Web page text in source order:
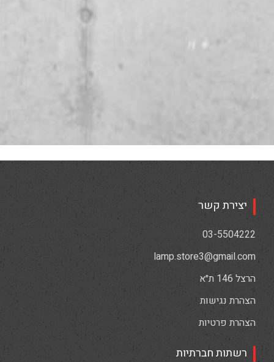
יצירת קשר
03-5504222
lamp.store3@gmail.com
הרצל 146 ת״א
הצהרת נגישות
הצהרת פרטיות
רשתות חברתיות